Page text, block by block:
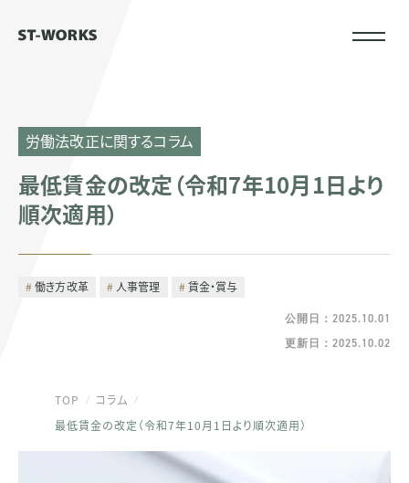
労働法改正に関するコラム
最低賃金の改定（令和7年10月1日より
順次適用）
働き方改革 人事管理 賃金・賞与
公開日：2025.10.01
更新日：2025.10.02
TOP
コラム
最低賃金の改定（令和7年10月1日より順次適用）